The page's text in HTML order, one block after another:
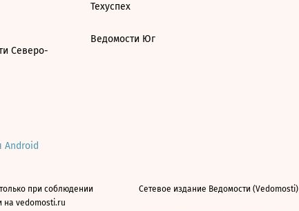
Северо-
Техуспех
Ведомости Юг
Android
при соблюдении
на vedomosti.ru
Сетевое издание Ведомости (Vedomosti)